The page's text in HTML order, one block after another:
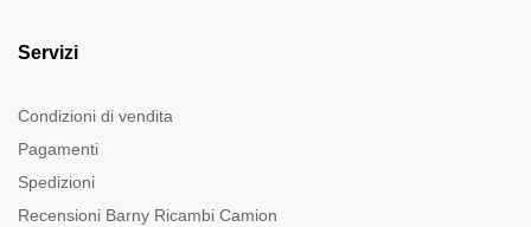
Servizi
Condizioni di vendita
Pagamenti
Spedizioni
Recensioni Barny Ricambi Camion